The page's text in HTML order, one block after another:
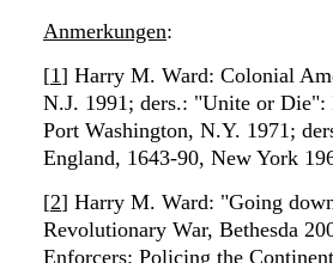
Anmerkungen:
[1] Harry M. Ward: Colonial
N.J. 1991; ders.: "Unite or
Port Washington, N.Y. 1971;
England, 1643-90, New York
[2] Harry M. Ward: "Going
Revolutionary War, Bethesda
Enforcers: Policing the